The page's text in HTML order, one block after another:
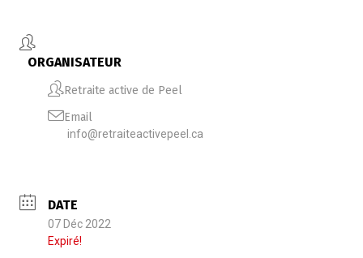
ORGANISATEUR
Retraite active de Peel
Email
info@retraiteactivepeel.ca
DATE
07 Déc 2022
Expiré!